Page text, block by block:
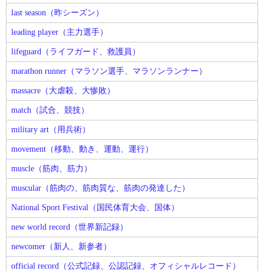
last season（昨シーズン）
leading player（主力選手）
lifeguard（ライフガード、救護員）
marathon runner（マラソン選手、マラソンランナー）
massacre（大虐殺、大惨敗）
match（試合、競技）
military art（用兵術）
movement（移動、動き、運動、運行）
muscle（筋肉、筋力）
muscular（筋肉の、筋肉質な、筋肉の発達した）
National Sport Festival（国民体育大会、国体）
new world record（世界新記録）
newcomer（新人、新参者）
official record（公式記録、公認記録、オフィシャルレコード）